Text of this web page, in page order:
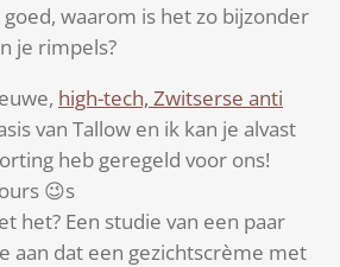
waarom is het zo bijzonder
je rimpels?
high-tech, Zwitserse anti
van Tallow en ik kan je alvast
heb geregeld voor ons!
😉s
het? Een studie van een paar
aan dat een gezichtscrème met